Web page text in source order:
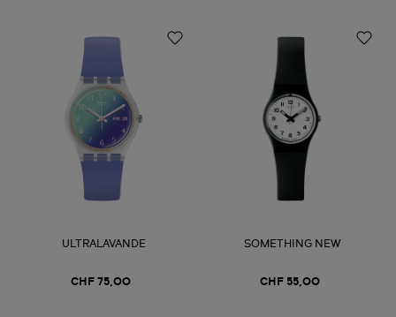
ULTRALAVANDE
CHF 75,00
SOMETHING NEW
CHF 55,00